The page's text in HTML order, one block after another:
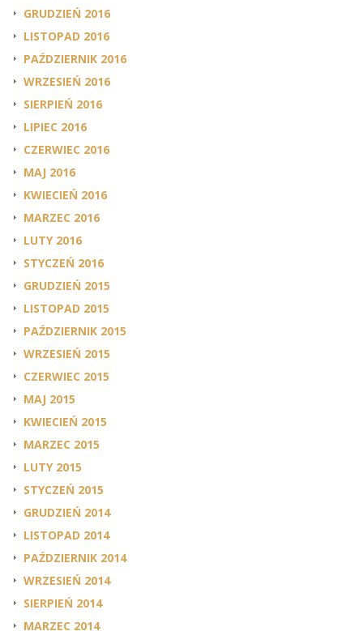
GRUDZIEŃ 2016
LISTOPAD 2016
PAŹDZIERNIK 2016
WRZESIEŃ 2016
SIERPIEŃ 2016
LIPIEC 2016
CZERWIEC 2016
MAJ 2016
KWIECIEŃ 2016
MARZEC 2016
LUTY 2016
STYCZEŃ 2016
GRUDZIEŃ 2015
LISTOPAD 2015
PAŹDZIERNIK 2015
WRZESIEŃ 2015
CZERWIEC 2015
MAJ 2015
KWIECIEŃ 2015
MARZEC 2015
LUTY 2015
STYCZEŃ 2015
GRUDZIEŃ 2014
LISTOPAD 2014
PAŹDZIERNIK 2014
WRZESIEŃ 2014
SIERPIEŃ 2014
MARZEC 2014